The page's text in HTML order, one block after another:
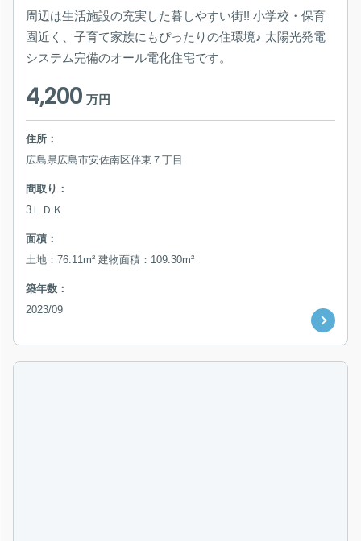
周辺は生活施設の充実した暮しやすい街!! 小学校・保育
園近く、子育て家族にもぴったりの住環境♪ 太陽光発電
システム完備のオール電化住宅です。
4,200万円
住所：
広島県広島市安佐南区伴東７丁目
間取り：
3ＬＤＫ
面積：
土地：76.11m² 建物面積：109.30m²
築年数：
2023/09